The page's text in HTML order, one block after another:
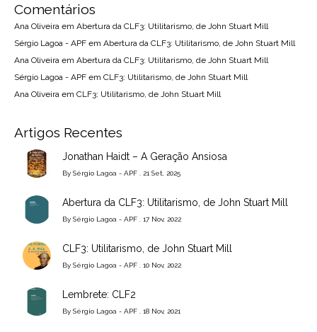
Comentários
Ana Oliveira em Abertura da CLF3: Utilitarismo, de John Stuart Mill
Sérgio Lagoa - APF em Abertura da CLF3: Utilitarismo, de John Stuart Mill
Ana Oliveira em Abertura da CLF3: Utilitarismo, de John Stuart Mill
Sérgio Lagoa - APF em CLF3: Utilitarismo, de John Stuart Mill
Ana Oliveira em CLF3: Utilitarismo, de John Stuart Mill
Artigos Recentes
Jonathan Haidt – A Geração Ansiosa
By Sérgio Lagoa - APF . 21 Set, 2025
Abertura da CLF3: Utilitarismo, de John Stuart Mill
By Sérgio Lagoa - APF . 17 Nov, 2022
CLF3: Utilitarismo, de John Stuart Mill
By Sérgio Lagoa - APF . 10 Nov, 2022
Lembrete: CLF2
By Sérgio Lagoa - APF . 18 Nov, 2021